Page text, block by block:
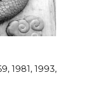
1981, 1993,